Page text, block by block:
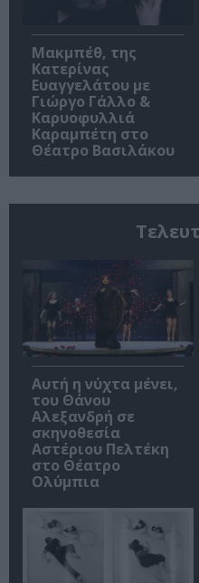
Μακμπέθ, της
Κατερίνας
Ευαγγελάτου με
Γιώργο Γάλλο &
Καρυοφυλλιά
Καραμπέτη στο
Θέατρο Βασιλάκου
Αυτή η νύχτα μένει,
του Θάνου
Αλεξανδρή σε
σκηνοθεσία
Αστέριου Πελτέκη
στο Θέατρο
Ολύμπια